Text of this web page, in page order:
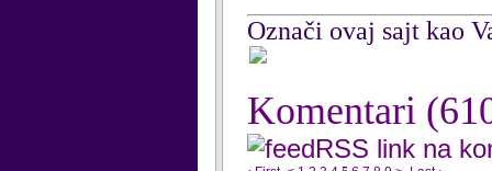
Označi ovaj sajt kao
Komentari
RSS link na